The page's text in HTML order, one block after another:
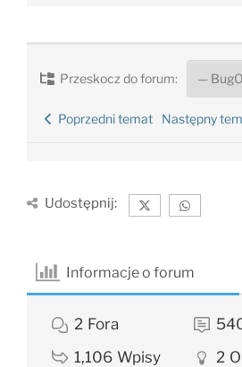
Przeskocz do forum:
Poprzedni temat Następny
Udostępnij:
Informacje o forum
2 Fora
1,106 Wpisy 2